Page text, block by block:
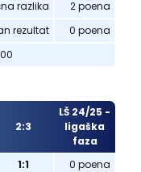
razlika
2 poena
rezultat
0 poena
2:3
LŠ 24/25 -
ligaška
faza
1:1
0 poena